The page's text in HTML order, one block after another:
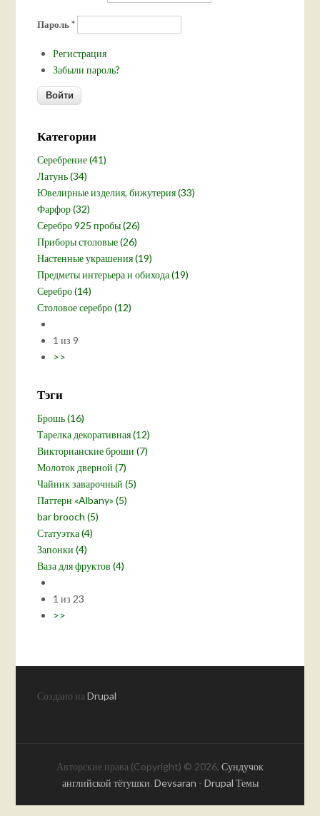
Пароль*
Регистрация
Забыли пароль?
Категории
Серебрение (41)
Латунь (34)
Ювелирные изделия, бижутерия (33)
Фарфор (32)
Серебро 925 пробы (26)
Приборы столовые (26)
Настенные украшения (19)
Предметы интерьера и обихода (19)
Серебро (14)
Столовое серебро (12)
1 из 9
>>
Тэги
Брошь (16)
Тарелка декоративная (12)
Викторианские броши (7)
Молоток дверной (7)
Чайник заварочный (5)
Паттерн «Albany» (5)
bar brooch (5)
Статуэтка (4)
Запонки (4)
Ваза для фруктов (4)
1 из 23
>>
Создано наDrupal
Авторские права (Copyright) © 2026, Сундучок
английской тётушки. Devsaran - Drupal Темы